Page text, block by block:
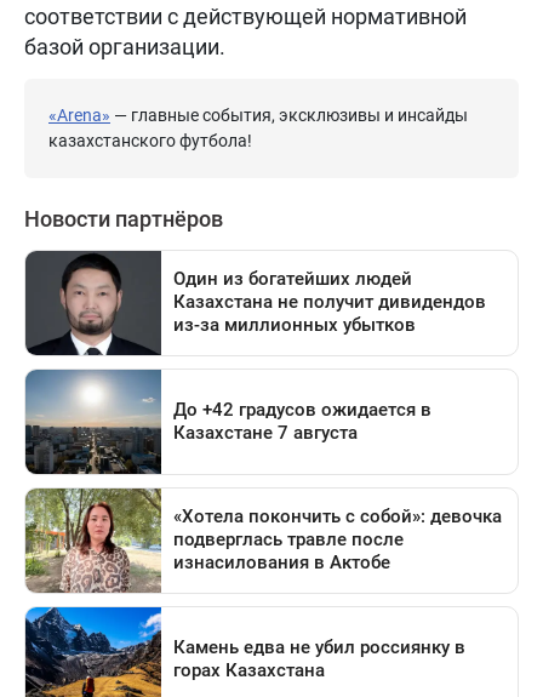
соответствии с действующей нормативной
базой организации.
«Arena» — главные события, эксклюзивы и инсайды
казахстанского футбола!